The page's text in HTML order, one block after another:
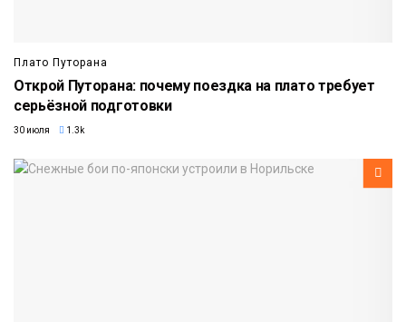
Плато Путорана
Открой Путорана: почему поездка на плато требует
серьёзной подготовки
30 июля 1.3k